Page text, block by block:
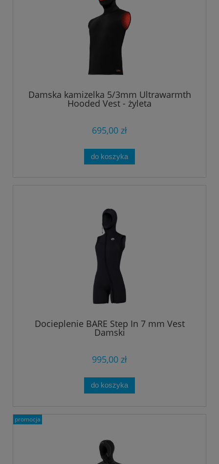
Damska kamizelka 5/3mm Ultrawarmth
Hooded Vest - żyleta
695,00 zł
do koszyka
Docieplenie BARE Step In 7 mm Vest
Damski
995,00 zł
do koszyka
promocja